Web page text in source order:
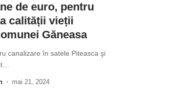
de euro, pentru
calității vieții
Găneasa
canalizare în satele Piteasca şi
mai 21, 2024